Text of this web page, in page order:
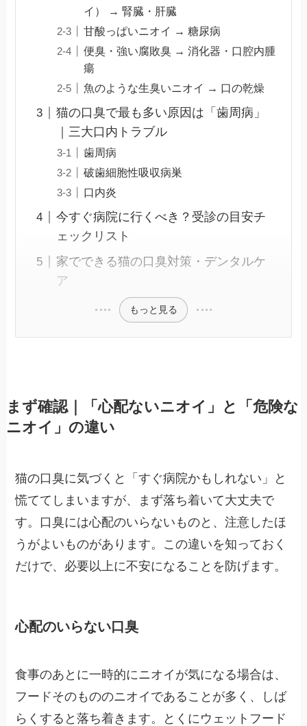
イ） → 腎臓・肝臓
甘酸っぱいニオイ → 糖尿病
便臭・強い腐敗臭 → 消化器・口腔内腫
瘍
魚のような生臭いニオイ → 口の乾燥
猫の口臭で最も多い原因は「歯周病」
｜三大口内トラブル
歯周病
破歯細胞性吸収病巣
口内炎
今すぐ病院に行くべき？受診の目安チ
ェックリスト
家でできる猫の口臭対策・デンタルケ
ア
もっと見る
まず確認｜「心配ないニオイ」と「危険な
ニオイ」の違い
猫の口臭に気づくと「すぐ病院かもしれない」と
慌ててしまいますが、まず落ち着いて大丈夫で
す。口臭には心配のいらないものと、注意したほ
うがよいものがあります。この違いを知っておく
だけで、必要以上に不安になることを防げます。
心配のいらない口臭
食事のあとに一時的にニオイが気になる場合は、
フードそのもののニオイであることが多く、しば
らくすると落ち着きます。とくにウェットフード